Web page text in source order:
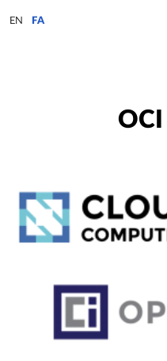
EN FA
OCI